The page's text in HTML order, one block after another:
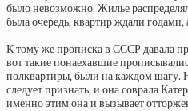
было невозможно. Жилье
была очередь, квартир ждали годами,
К тому же прописка в СССР давала
вот такие понаехавшие
полквартиры, были на каждом шагу.
следует признать, и она соврала
именно этим она и вызывает